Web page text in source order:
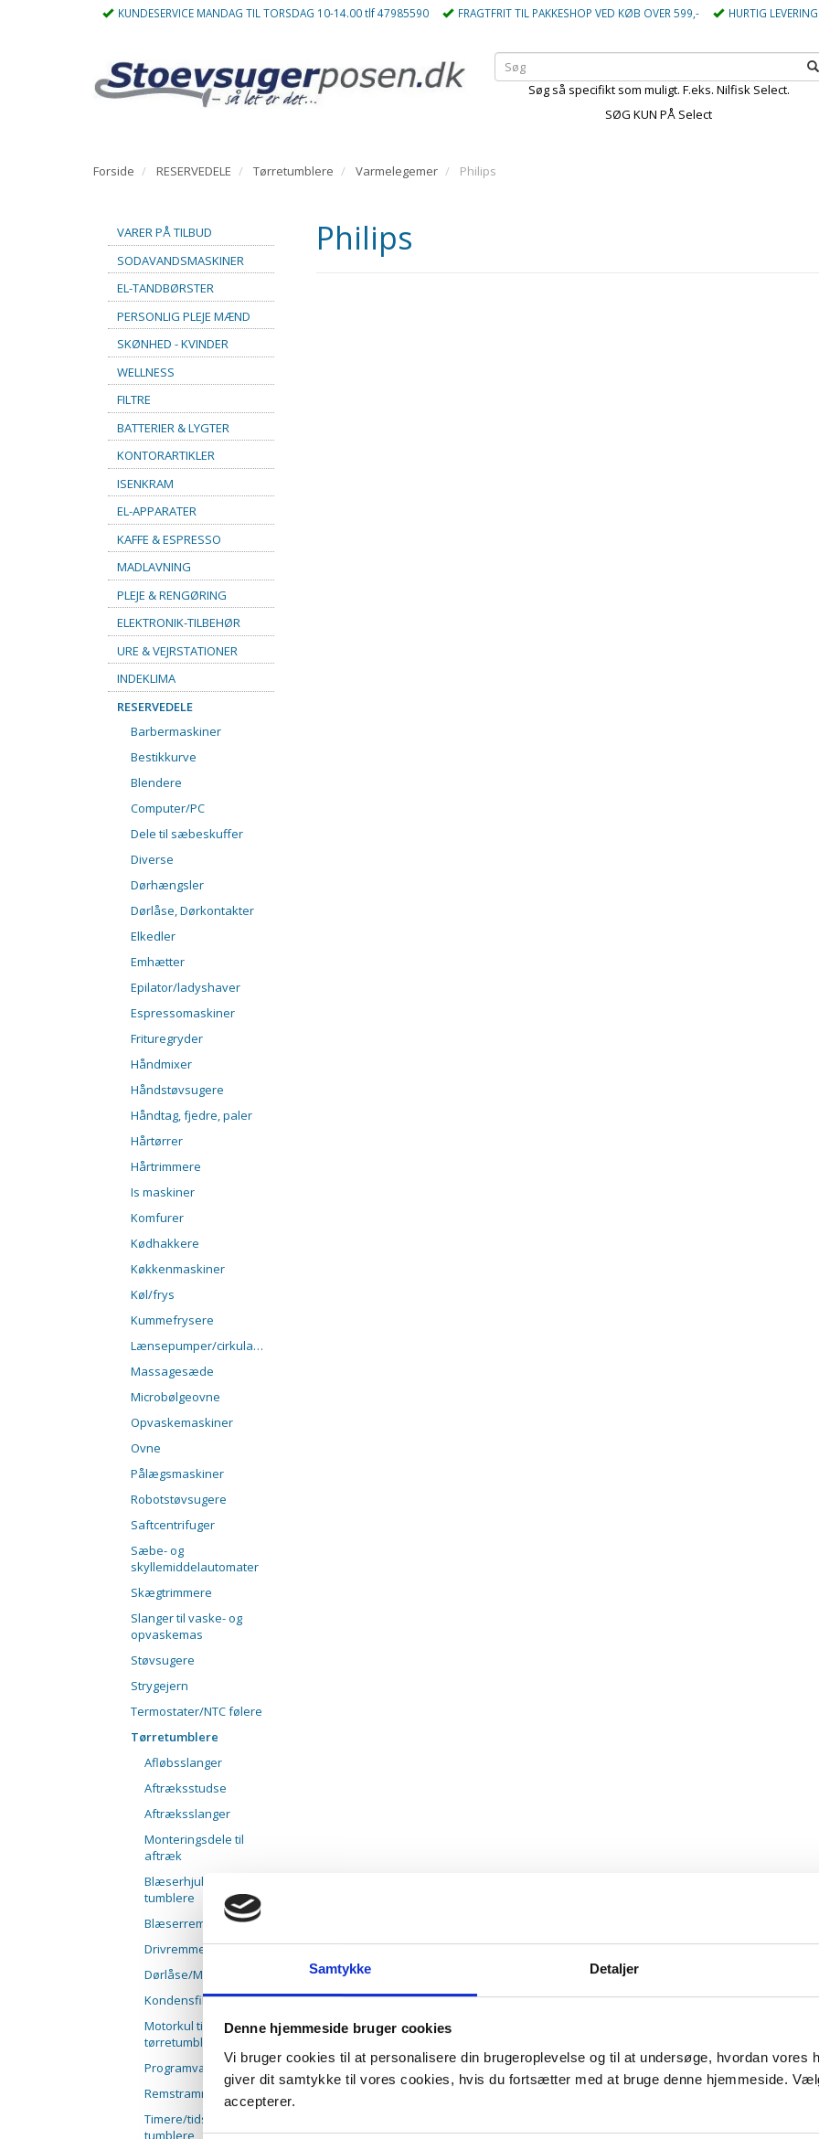
Samtykke Detaljer
Denne hjemmeside bruger cookies
Vi bruger cookies til at personalisere din brugeroplevelse og til at undersøge, hvordan vores
giver dit samtykke til vores cookies, hvis du fortsætter med at bruge denne hjemmeside.
accepterer.
KUNDESERVICE MANDAG TIL TORSDAG 10-14.00 tlf 47985590 FRAGTFRIT TIL PAKKESHOP VED KØB OVER 599,- HURTIG LEVERING
Søg så specifikt som muligt. F.eks. Nilfisk Select.
SØG KUN PÅ Select
Forside RESERVEDELE Tørretumblere Varmelegemer Philips
VARER PÅ TILBUD
SODAVANDSMASKINER
EL-TANDBØRSTER
PERSONLIG PLEJE MÆND
SKØNHED - KVINDER
WELLNESS
FILTRE
BATTERIER & LYGTER
KONTORARTIKLER
ISENKRAM
EL-APPARATER
KAFFE & ESPRESSO
MADLAVNING
PLEJE & RENGØRING
ELEKTRONIK-TILBEHØR
URE & VEJRSTATIONER
INDEKLIMA
RESERVEDELE
Barbermaskiner
Bestikkurve
Blendere
Computer/PC
Dele til sæbeskuffer
Diverse
Dørhængsler
Dørlåse, Dørkontakter
Elkedler
Emhætter
Epilator/ladyshaver
Espressomaskiner
Frituregryder
Håndmixer
Håndstøvsugere
Håndtag, fjedre, paler
Hårtørrer
Hårtrimmere
Is maskiner
Komfurer
Kødhakkere
Køkkenmaskiner
Køl/frys
Kummefrysere
Lænsepumper/cirkulationspumper
Massagesæde
Microbølgeovne
Opvaskemaskiner
Ovne
Pålægsmaskiner
Robotstøvsugere
Saftcentrifuger
Sæbe- og
skyllemiddelautomater
Skægtrimmere
Slanger til vaske- og
opvaskemas
Støvsugere
Strygejern
Termostater/NTC følere
Tørretumblere
Afløbsslanger
Aftræksstudse
Aftræksslanger
Monteringsdele til
aftræk
Blæserhjul til
tumblere
Blæserrem
Drivremme
Kondensfiltre
Motorkul til
tørretumbler
Programværk
Remstrammerhjul
Timere/tidsure til
tumblere
Philips